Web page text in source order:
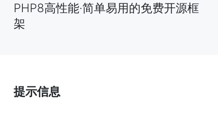
PHP8高性能·简单易用的免费开源框
架
提示信息